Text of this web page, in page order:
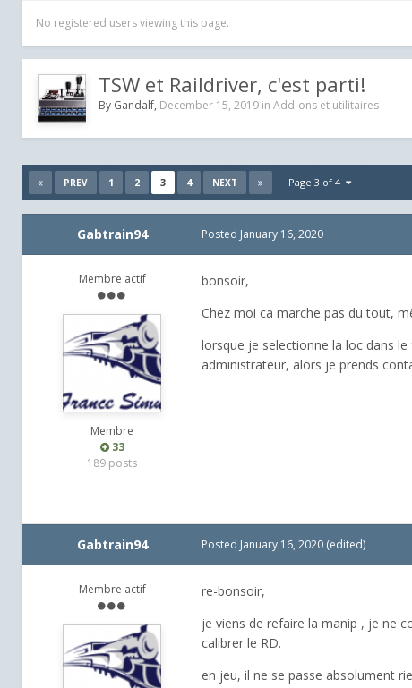
No registered users viewing this page.
TSW et Raildriver, c'est parti!
By Gandalf, December 15, 2019 in Add-ons et utilitaires
PREV 1 2 3 4 NEXT Page 3 of 4
Gabtrain94
Membre actif
Membre
33
189 posts
Posted January 16, 2020
bonsoir,
Chez moi ca marche pas du tout,
lorsque je selectionne la loc dans
administrateur, alors je prends
Gabtrain94
Membre actif
Posted January 16, 2020 (edited)
re-bonsoir,
je viens de refaire la manip , je ne
calibrer le RD.
en jeu, il ne se passe absolument